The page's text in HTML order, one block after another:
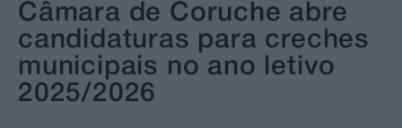
Câmara de Coruche abre
candidaturas para creches
municipais no ano letivo
2025/2026